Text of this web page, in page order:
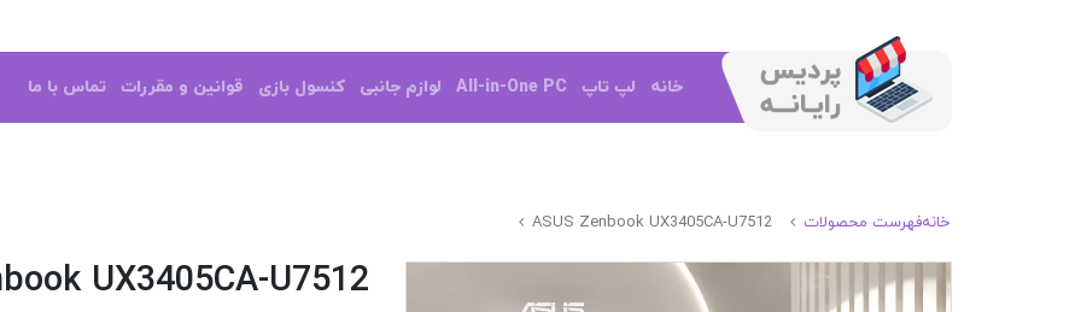
خانه لپ تاپ All-in-One PC لوازم جانبی کنسول بازی قوانین و مقررات تماس با ما
خانهفهرست محصولات ASUS Zenbook UX3405CA-U7512
UX3405CA-U7512